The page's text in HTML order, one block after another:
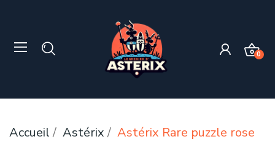
0
Accueil Astérix
Astérix Rare puzzle rose